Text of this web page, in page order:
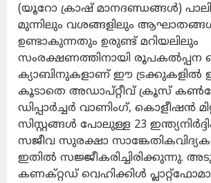
(യൂറോ ക്രാഷ് മാനദണ്ഡങ്ങള്‍)
മുന്നിലും വശങ്ങളിലും
ഉണ്ടാകുന്നതും ഉരുണ്ട് മറിയലിലും
സംരക്ഷണത്തിനായി രൂപകല്‍പ്പന
ക്യാബിനുകളാണ് ഈ ട്രക്കുകളില്‍
കൂടാതെ അഡാപ്റ്റീവ് ക്രൂസ്
ഡിപ്പാര്‍ച്ചര്‍ വാണിംഗ്, കൊളീഷന്‍
സിസ്റ്റങ്ങള്‍ പോലുള്ള 23
സജീവ സുരക്ഷാ
ഇതില്‍ സജ്ജീകരിച്ചിരിക്കുന്നു.
കണക്റ്റഡ് വെഹിക്കിള്‍